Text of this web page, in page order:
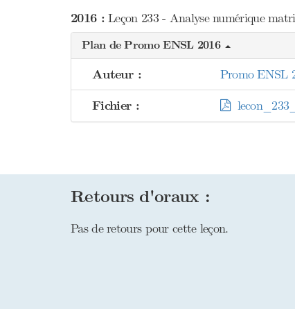
2016 :Leçon 233 - Analyse numérique
Plan de Promo ENSL 2016
Auteur : Promo ENSL
Fichier :
Retours d'oraux :
Pas de retours pour cette leçon.